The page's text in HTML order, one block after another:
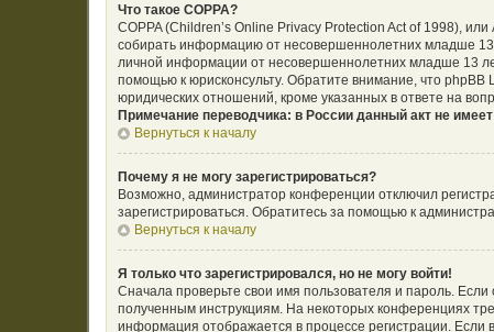
Что такое COPPA?
COPPA (Children’s Online Privacy Protection Act of 1998),
собирать информацию от несовершеннолетних младше 13
личной информации от несовершеннолетних младше 13
помощью к юрисконсульту. Обратите внимание, что
юридических отношений, кроме указанных в ответе на
Примечание переводчика: в России данный акт не
Вернуться к началу
Почему я не могу зарегистрироваться?
Возможно, администратор конференции отключил
зарегистрироваться. Обратитесь за помощью к
Вернуться к началу
Я только что зарегистрировался, но не могу войти!
Сначала проверьте свои имя пользователя и пароль.
полученным инструкциям. На некоторых конференциях
информация отображается в процессе регистрации.